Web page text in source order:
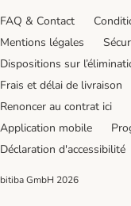
FAQ & Contact
Mentions légales
Dispositions sur
Frais et délai de livraison
Renoncer au contrat ici
Application mobile
Déclaration d'accessibilité
bitiba GmbH 2026